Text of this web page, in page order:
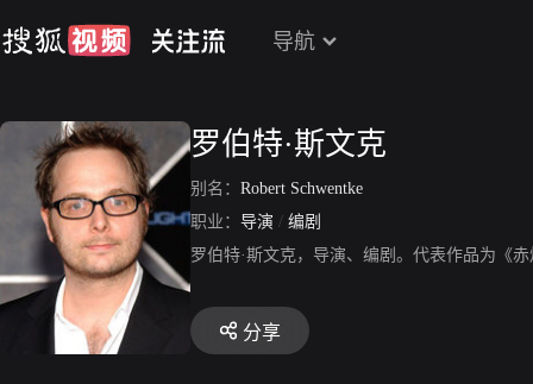
导航
罗伯特·斯文克
别名： Robert Schwentke
职业： 导演 / 编剧
罗伯特·斯文克，导演、编剧。代表作品为《
分享